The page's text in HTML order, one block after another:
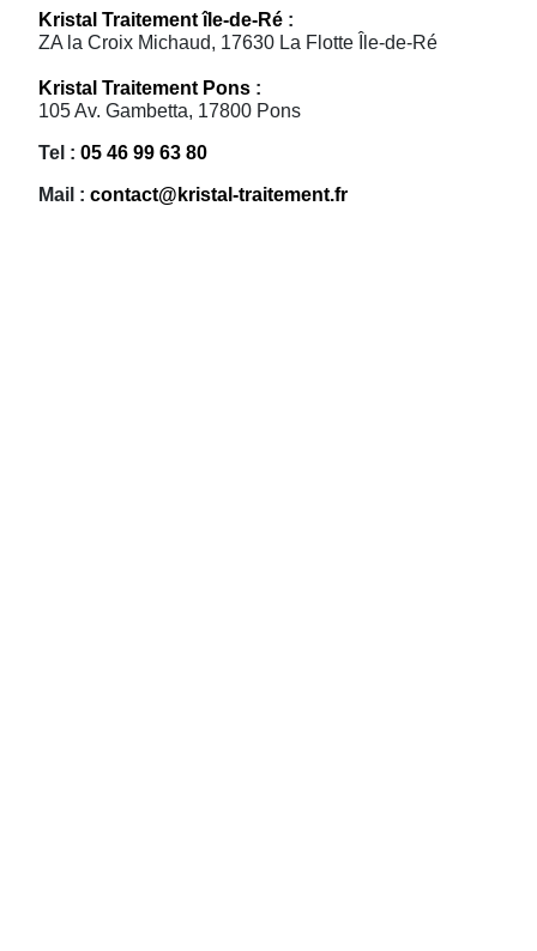
Kristal Traitement île-de-Ré :
ZA la Croix Michaud, 17630 La Flotte Île-de-Ré
Kristal Traitement Pons :
105 Av. Gambetta, 17800 Pons
Tel : 05 46 99 63 80
Mail : contact@kristal-traitement.fr